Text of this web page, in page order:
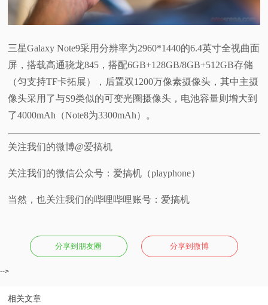
三星Galaxy Note9采用分辨率为2960*1440的6.4英寸全视曲面
屏，搭载高通骁龙845，搭配6GB+128GB/8GB+512GB存储
（匀支持TF卡拓展），后置双1200万像素摄像头，其中主摄
像头采用了与S9类似的可变光圈摄像头，电池容量则增大到
了4000mAh（Note8为3300mAh）。
关注我们的微博@爱搞机
关注我们的微信公众号：爱搞机（playphone）
当然，也关注我们的哔哩哔哩账号：爱搞机
分享到朋友圈 分享到微博
-->
相关文章